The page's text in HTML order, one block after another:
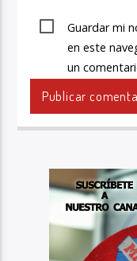
Guardar mi
en este
un